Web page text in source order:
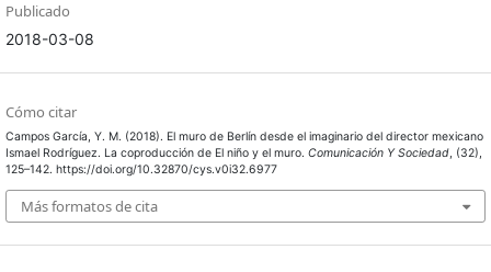
Publicado
2018-03-08
Cómo citar
Campos García, Y. M. (2018). El muro de Berlín desde el imaginario del director mexicano
Ismael Rodríguez. La coproducción de El niño y el muro. Comunicación Y Sociedad, (32),
125–142. https://doi.org/10.32870/cys.v0i32.6977
Más formatos de cita